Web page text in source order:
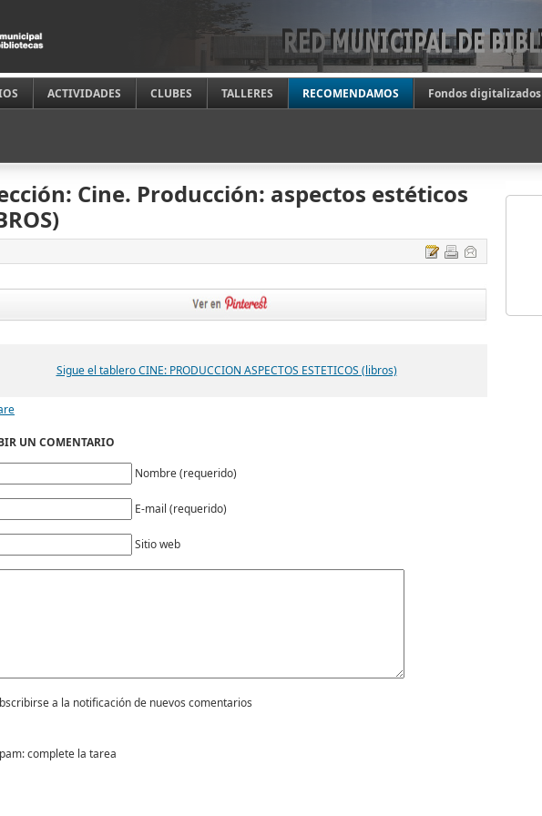
ACTIVIDADES CLUBES TALLERES RECOMENDAMOS Fondos digitalizados
Cine. Producción: aspectos estéticos
Sigue el tablero CINE: PRODUCCION ASPECTOS ESTETICOS (libros)
UN COMENTARIO
Nombre (requerido)
E-mail (requerido)
Sitio web
a la notificación de nuevos comentarios
complete la tarea